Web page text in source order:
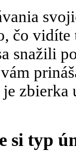
čo
snažili
zbierka
si typ